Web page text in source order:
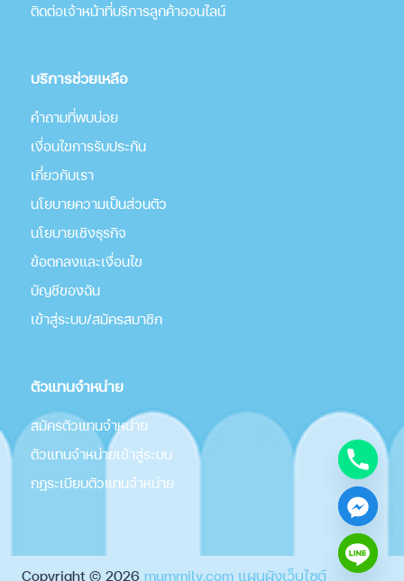
ติดต่อเจ้าหน้าที่บริการลูกค้าออนไลน์
บริการช่วยเหลือ
คำถามที่พบบ่อย
เงื่อนไขการรับประกัน
เกี่่ยวกับเรา
นโยบายความเป็นส่วนตัว
นโยบายเชิงธุรกิจ
ข้อตกลงและเงื่อนไข
บัญชีของฉัน
เข้าสู่ระบบ/สมัครสมาชิก
ตัวแทนจำหน่าย
สมัครตัวแทนจำหน่าย
ตัวแทนจำหน่ายเข้าสู่ระบบ
กฎระเบียบตัวแทนจำหน่าย
Copyright © 2026 mummily.com แผนผังเว็บไซต์